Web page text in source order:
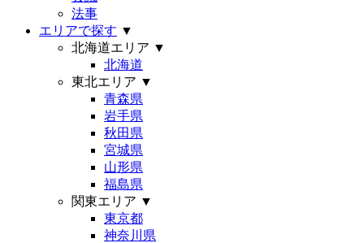
法事
エリアで探す ▼
北海道エリア ▼
北海道
東北エリア ▼
青森県
岩手県
秋田県
宮城県
山形県
福島県
関東エリア ▼
東京都
神奈川県